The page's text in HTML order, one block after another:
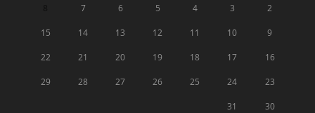
2
3
4
5
6
7
9
10
11
12
13
14
15
16
17
18
19
20
21
22
23
24
25
26
27
28
29
30
31